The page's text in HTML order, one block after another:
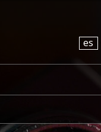
es